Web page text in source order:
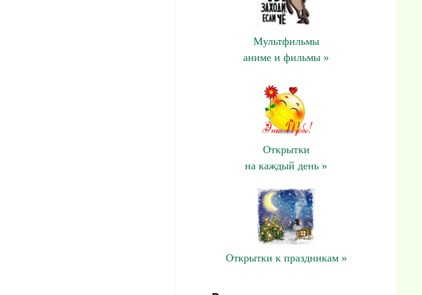
Мультфильмы
аниме и фильмы »
Открытки
на каждый день »
Открытки к праздникам »